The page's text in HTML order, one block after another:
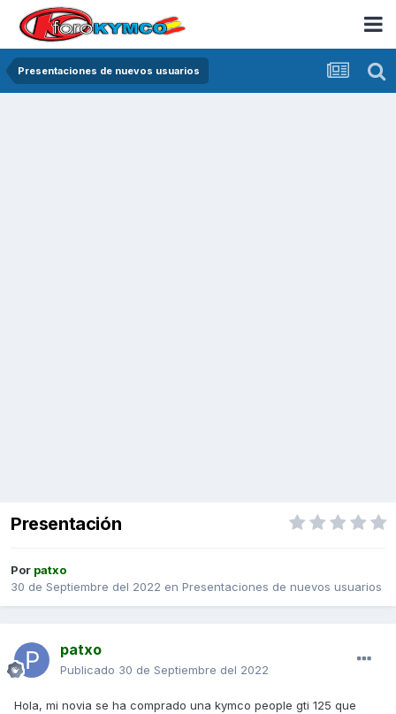
Presentaciones de nuevos usuarios
Presentación
Por patxo
30 de Septiembre del 2022 en Presentaciones de nuevos usuarios
patxo
Publicado 30 de Septiembre del 2022
Hola, mi novia se ha comprado una kymco people gti 125 que